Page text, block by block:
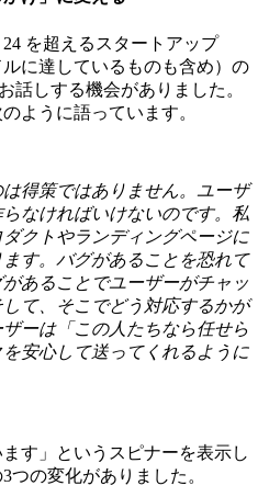
24 を超えるスタートアップ
に達しているものも含め）の
話しする機会がありました。
ように語っています。
得策ではありません。ユーザ
なければいけないのです。私
クトやランディングページに
す。バグがあることを恐れて
あることでユーザーがチャッ
て、そこでどう対応するかが
ーは「この人たちなら任せら
安心して送ってくれるように
す」というスピナーを表示し
つの変化がありました。